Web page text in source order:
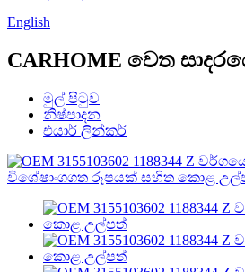
English
CARHOME වෙත
මුල් පිටුව
නිෂ්පාදන
එයාර් ලින්කර්